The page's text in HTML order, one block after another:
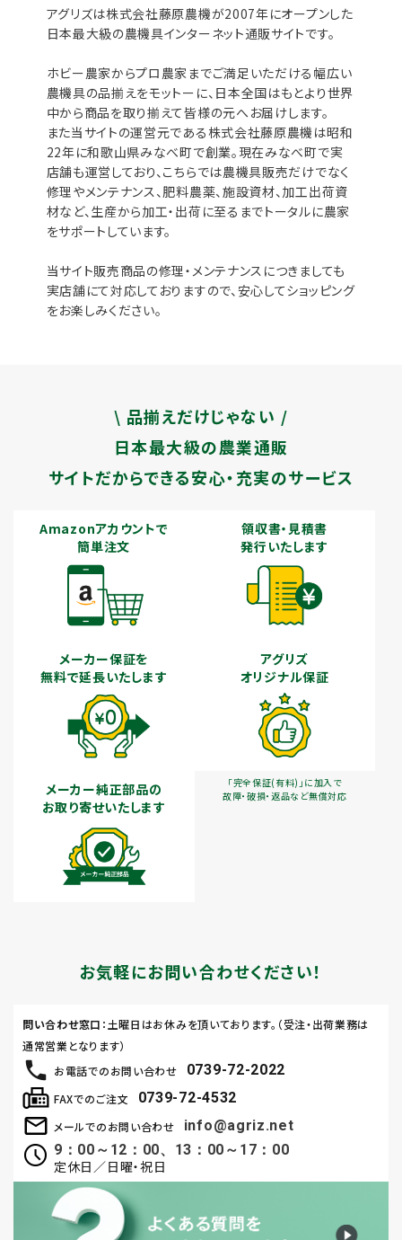
アグリズは株式会社藤原農機が2007年にオープンした
日本最大級の農機具インターネット通販サイトです。
ホビー農家からプロ農家までご満足いただける幅広い
農機具の品揃えをモットーに、日本全国はもとより世界
中から商品を取り揃えて皆様の元へお届けします。
また当サイトの運営元である株式会社藤原農機は昭和
22年に和歌山県みなべ町で創業。現在みなべ町で実
店舗も運営しており、こちらでは農機具販売だけでなく
修理やメンテナンス、肥料農薬、施設資材、加工出荷資
材など、生産から加工・出荷に至るまでトータルに農家
をサポートしています。
当サイト販売商品の修理・メンテナンスにつきましても
実店舗にて対応しておりますので、安心してショッピング
をお楽しみください。
\ 品揃えだけじゃない /
日本最大級の農業通販
サイトだからできる安心・充実のサービス
Amazonアカウントで
簡単注文
領収書・見積書
発行いたします
メーカー保証を
無料で延長いたします
アグリズ
オリジナル保証
「完全保証(有料)」に加入で
故障・破損・返品など無償対応
メーカー純正部品の
お取り寄せいたします
お気軽にお問い合わせください！
お電話でのお問い合わせ 0739-72-2022
メールでのお問い合わせ
info@agriz.net
9：00～12：00、13：00～17：00
定休日／日曜・祝日
FAXでのご注文 0739-72-4532
問い合わせ窓口 ：土曜日はお休みを頂いております。（受注・出荷業務は
通常営業となります）